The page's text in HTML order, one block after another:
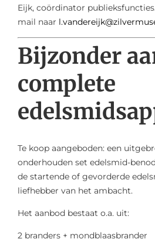
Eijk, coördinator
mail naar
Bijzonder
complete
Te koop aangeboden: een
onderhouden set edelsmid-
de startende of gevorderde
liefhebber van het ambacht.
Het aanbod bestaat o.a. uit:
2 branders + mondblaasbrander